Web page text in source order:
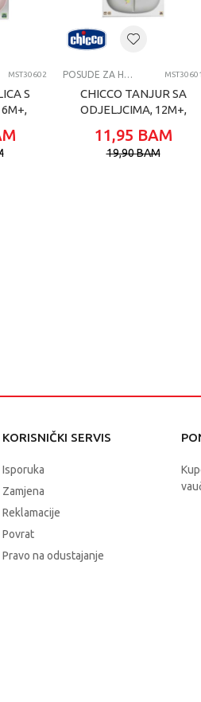
MST30602
S
POSUDE ZA HRANJENJE MST30601
CHICCO TANJUR SA
ODJELJCIMA, 12M+,
11,95 BAM
19,90BAM
KORISNIČKI SERVIS
Isporuka
Zamjena
Reklamacije
Povrat
Pravo na odustajanje